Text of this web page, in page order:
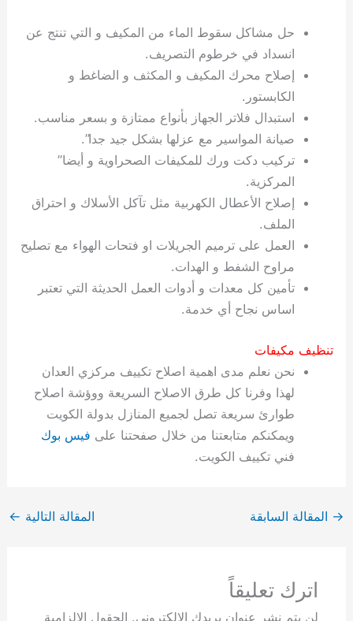
حل مشاكل سقوط الماء من المكيف و التي تنتج عن
انسداد في خرطوم التصريف.
إصلاح محرك المكيف و المكثف و الضاغط و
الكابستور.
استبدال فلاتر الجهاز بأنواع ممتازة و بسعر مناسب.
صيانة المواسير مع عزلها بشكل جيد جدا”.
تركيب دكت ورك للمكيفات الصحراوية و أيضا”
المركزية.
إصلاح الأعطال الكهربية مثل تآكل الأسلاك و احتراق
الملف.
العمل على ترميم الجريلات او فتحات الهواء مع تصليح
مراوح الشفط و الهدات.
تأمين كل معدات و أدوات العمل الحديثة التي تعتبر
اساس نجاح أي خدمة.
تنظيف مكيفات
نحن نعلم مدى اهمية اصلاح تكييف مركزي العدان
لهذا وفرنا كل طرق الاصلاح السريعة ووؤشة اصلاح
طوارئ سريعة تصل لجميع المنازل بدولة الكويت
ويمكنكم متابعتنا من خلال صفحتنا على فيس بوك
فني تكييف الكويت.
→ المقالة السابقة المقالة التالية ←
اترك تعليقاً
لن يتم نشر عنوان بريدك الإلكتروني. الحقول الإلزامية